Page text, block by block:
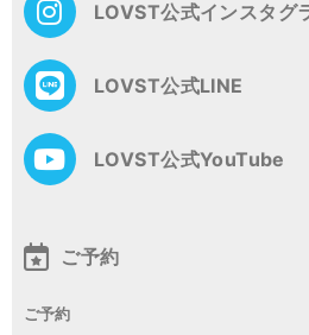
LOVST公式インスタグ
LOVST公式LINE
LOVST公式YouTube
ご予約
ご予約